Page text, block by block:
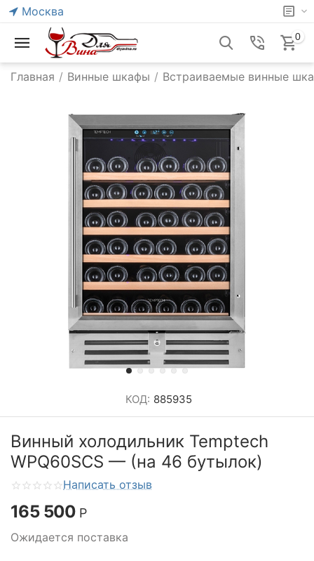
Москва
0
Главная / Винные шкафы / Встраиваемые винные
КОД: 885935
Винный холодильник Temptech
WPQ60SCS — (на 46 бутылок)
Написать отзыв
165 500 Р
Ожидается поставка